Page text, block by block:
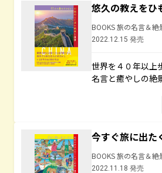
悠久の教えをひ
BOOKS 旅の名言＆絶
2022.12.15 発売
世界を４０年以上
名言と癒やしの絶
今すぐ旅に出た
BOOKS 旅の名言＆絶
2022.11.18 発売